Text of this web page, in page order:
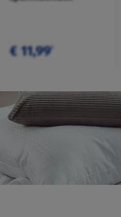
€ 11,99¹